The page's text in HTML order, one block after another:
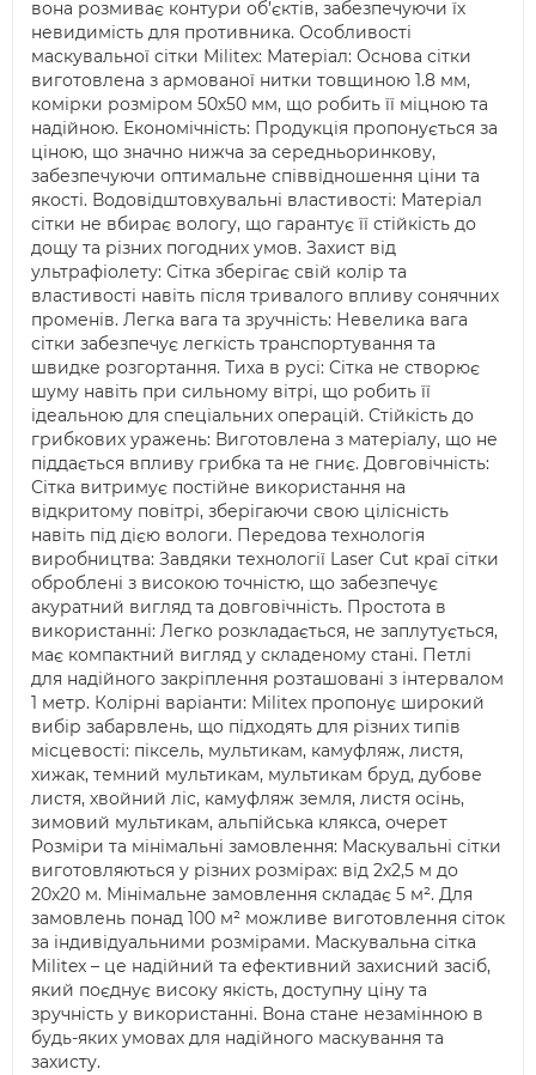
вона розмиває контури об’єктів, забезпечуючи їх
невидимість для противника. Особливості
маскувальної сітки Militex: Матеріал: Основа сітки
виготовлена з армованої нитки товщиною 1.8 мм,
комірки розміром 50х50 мм, що робить її міцною та
надійною. Економічність: Продукція пропонується за
ціною, що значно нижча за середньоринкову,
забезпечуючи оптимальне співвідношення ціни та
якості. Водовідштовхувальні властивості: Матеріал
сітки не вбирає вологу, що гарантує її стійкість до
дощу та різних погодних умов. Захист від
ультрафіолету: Сітка зберігає свій колір та
властивості навіть після тривалого впливу сонячних
променів. Легка вага та зручність: Невелика вага
сітки забезпечує легкість транспортування та
швидке розгортання. Тиха в русі: Сітка не створює
шуму навіть при сильному вітрі, що робить її
ідеальною для спеціальних операцій. Стійкість до
грибкових уражень: Виготовлена з матеріалу, що не
піддається впливу грибка та не гниє. Довговічність:
Сітка витримує постійне використання на
відкритому повітрі, зберігаючи свою цілісність
навіть під дією вологи. Передова технологія
виробництва: Завдяки технології Laser Cut краї сітки
оброблені з високою точністю, що забезпечує
акуратний вигляд та довговічність. Простота в
використанні: Легко розкладається, не заплутується,
має компактний вигляд у складеному стані. Петлі
для надійного закріплення розташовані з інтервалом
1 метр. Колірні варіанти: Militex пропонує широкий
вибір забарвлень, що підходять для різних типів
місцевості: піксель, мультикам, камуфляж, листя,
хижак, темний мультикам, мультикам бруд, дубове
листя, хвойний ліс, камуфляж земля, листя осінь,
зимовий мультикам, альпійська клякса, очерет
Розміри та мінімальні замовлення: Маскувальні сітки
виготовляються у різних розмірах: від 2х2,5 м до
20х20 м. Мінімальне замовлення складає 5 м². Для
замовлень понад 100 м² можливе виготовлення сіток
за індивідуальними розмірами. Маскувальна сітка
Militex – це надійний та ефективний захисний засіб,
який поєднує високу якість, доступну ціну та
зручність у використанні. Вона стане незамінною в
будь-яких умовах для надійного маскування та
захисту.